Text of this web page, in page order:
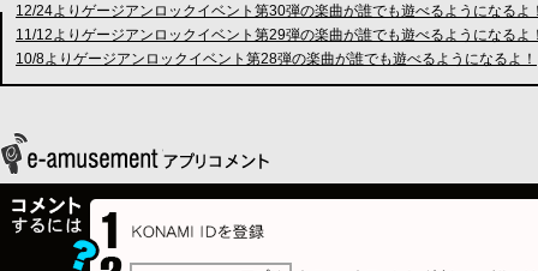
12/24よりゲージアンロックイベント第30弾の楽曲が誰でも遊べるようになるよ
11/12よりゲージアンロックイベント第29弾の楽曲が誰でも遊べるようになるよ
10/8よりゲージアンロックイベント第28弾の楽曲が誰でも遊べるようになるよ！